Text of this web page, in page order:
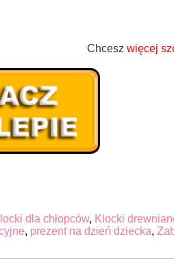
Chcesz więcej
dla chłopców, Klocki
, prezent na dzień dziecka,